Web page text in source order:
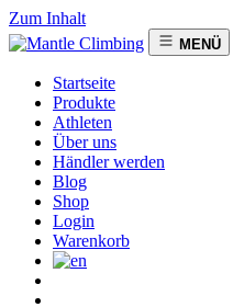
Zum Inhalt
MENÜ
Startseite
Produkte
Athleten
Über uns
Händler werden
Blog
Shop
Login
Warenkorb